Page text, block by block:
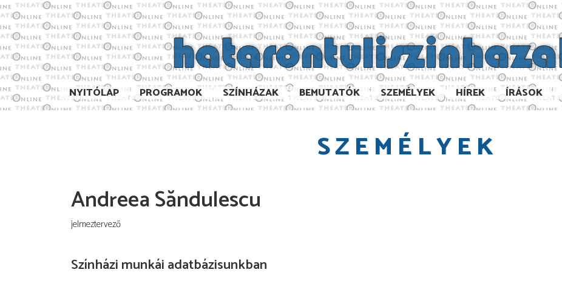
NYITÓLAP PROGRAMOK SZÍNHÁZAK BEMUTATÓK SZEMÉLYEK HÍREK ÍRÁSOK
SZEMÉLYEK
Andreea Săndulescu
jelmeztervező
Színházi munkái adatbázisunkban